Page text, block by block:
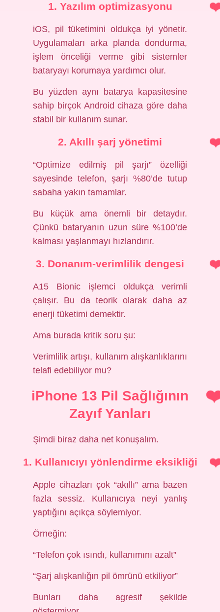
1. Yazılım optimizasyonu
iOS, pil tüketimini oldukça iyi yönetir.
Uygulamaları arka planda dondurma,
işlem önceliği verme gibi sistemler
bataryayı korumaya yardımcı olur.
Bu yüzden aynı batarya kapasitesine
sahip birçok Android cihaza göre daha
stabil bir kullanım sunar.
2. Akıllı şarj yönetimi
“Optimize edilmiş pil şarjı” özelliği
sayesinde telefon, şarjı %80’de tutup
sabaha yakın tamamlar.
Bu küçük ama önemli bir detaydır.
Çünkü bataryanın uzun süre %100’de
kalması yaşlanmayı hızlandırır.
3. Donanım-verimlilik dengesi
A15 Bionic işlemci oldukça verimli
çalışır. Bu da teorik olarak daha az
enerji tüketimi demektir.
Ama burada kritik soru şu:
Verimlilik artışı, kullanım alışkanlıklarını
telafi edebiliyor mu?
iPhone 13 Pil Sağlığının
Zayıf Yanları
Şimdi biraz daha net konuşalım.
1. Kullanıcıyı yönlendirme eksikliği
Apple cihazları çok “akıllı” ama bazen
fazla sessiz. Kullanıcıya neyi yanlış
yaptığını açıkça söylemiyor.
Örneğin:
“Telefon çok ısındı, kullanımını azalt”
“Şarj alışkanlığın pil ömrünü etkiliyor”
Bunları daha agresif şekilde